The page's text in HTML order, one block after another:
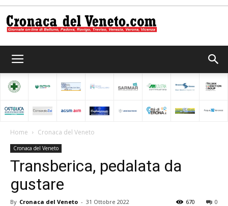
del
Home Cronaca del Veneto
Cronaca del Veneto
Transberica, pedalata da
gustare
By Cronaca del Veneto - 31 Ottobre 2022 0
670